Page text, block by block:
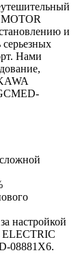
и
Нами
настройкой
ELECTRIC
08881X6.